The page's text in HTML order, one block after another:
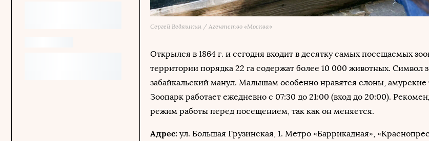
Сергей Ведяшкин / Агентство «Москва»
Открылся в 1864 г. и сегодня входит в десятку самых посещаемых
территории порядка 22 га содержат более 10 000 животных. Символ
забайкальский манул. Малышам особенно нравятся слоны,
Зоопарк работает ежедневно с 07:30 до 21:00 (вход до 20:00).
режим работы перед посещением, так как он меняется.
Адрес: ул. Большая Грузинская, 1. Метро «Баррикадная»,